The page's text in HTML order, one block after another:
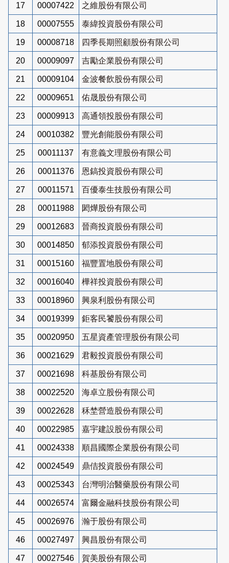
17 00007422 之維股份有限公司
18 00007555 泰緯投資股份有限公司
19 00008718 四季長期照顧股份有限公司
20 00009097 吉勵企業股份有限公司
21 00009104 金波餐飲股份有限公司
22 00009651 佑晟股份有限公司
23 00009913 高通領投股份有限公司
24 00010382 豐光創能股份有限公司
25 00011137 有意義文理股份有限公司
26 00011376 恩鎬投資股份有限公司
27 00011571 百優泰生技股份有限公司
28 00011988 閎燁股份有限公司
29 00012683 晉商投資股份有限公司
30 00014850 郁添投資股份有限公司
31 00015160 福豐置地股份有限公司
32 00016040 樺祥投資股份有限公司
33 00018960 興泉利股份有限公司
34 00019399 鉅客民饕股份有限公司
35 00020950 五星資產管理股份有限公司
36 00021629 君毅投資股份有限公司
37 00021698 科基股份有限公司
38 00022520 海卓立股份有限公司
39 00022628 秝埜營造股份有限公司
40 00022985 嘉宇建設股份有限公司
41 00024338 順昌國際企業股份有限公司
42 00024549 鼎佶投資股份有限公司
43 00025343 台灣明治醫藥股份有限公司
44 00026574 富爾金融科技股份有限公司
45 00026976 瀚于股份有限公司
46 00027497 興昌股份有限公司
47 00027546 賀美股份有限公司